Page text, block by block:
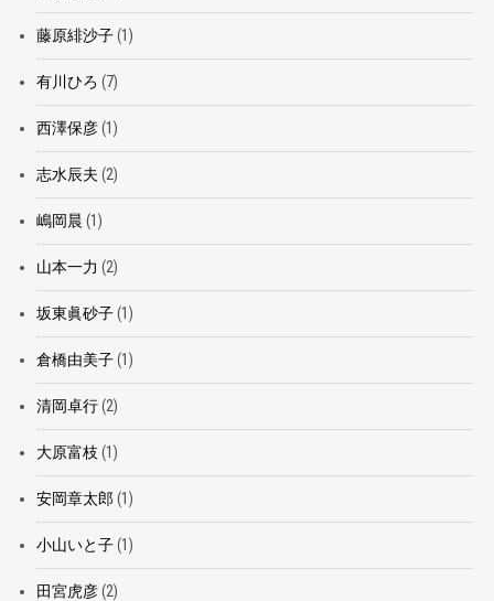
藤原緋沙子(1)
有川ひろ (7)
西澤保彦(1)
志水辰夫 (2)
嶋岡晨 (1)
山本一力 (2)
坂東眞砂子(1)
倉橋由美子(1)
清岡卓行(2)
大原富枝 (1)
安岡章太郎 (1)
小山いと子(1)
田宮虎彦(2)